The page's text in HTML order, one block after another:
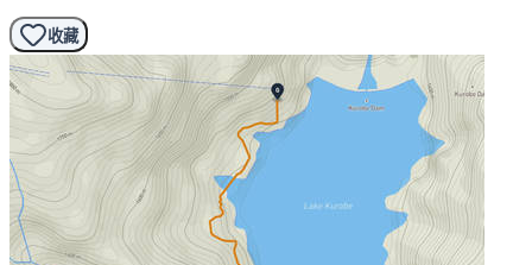
收藏